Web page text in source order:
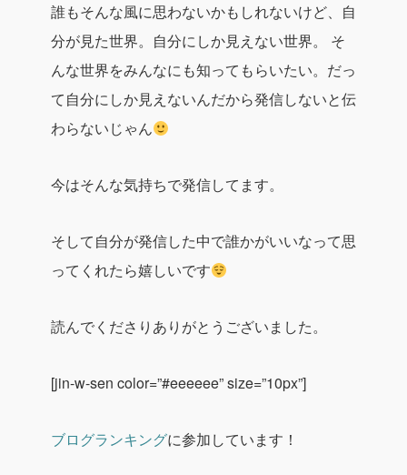
誰もそんな風に思わないかもしれないけど、自
分が見た世界。自分にしか見えない世界。
そ
んな世界をみんなにも知ってもらいたい。だっ
て自分にしか見えないんだから発信しないと伝
わらないじゃん
今はそんな気持ちで発信してます。
そして自分が発信した中で誰かがいいなって思
ってくれたら嬉しいです
読んでくださりありがとうございました。
[jin-w-sen color=”#eeeeee” size=”10px”]
ブログランキングに参加しています！